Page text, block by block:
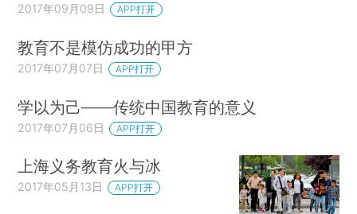
2017年09月09日 APP打开
教育不是模仿成功的甲方
2017年07月07日 APP打开
学以为己——传统中国教育的意义
2017年07月06日 APP打开
上海义务教育火与冰
2017年05月13日 APP打开